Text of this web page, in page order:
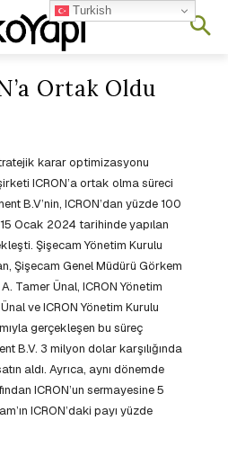
Ortak Oldu
karar optimizasyonu
ICRON’a ortak olma süreci
B.V’nin, ICRON’dan yüzde 100
Ocak 2024 tarihinde yapılan
Şişecam Yönetim Kurulu
Şişecam Genel Müdürü Görkem
Tamer Ünal, ICRON Yönetim
ve ICRON Yönetim Kurulu
gerçekleşen bu süreç
B.V. 3 milyon dolar karşılığında
aldı. Ayrıca, aynı dönemde
ICRON’un sermayesine 5
ICRON’daki payı yüzde
Turkish